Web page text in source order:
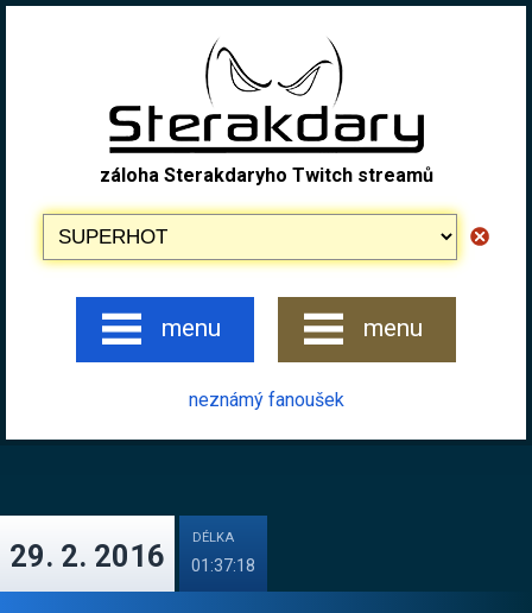
záloha Sterakdaryho Twitch streamů
menu menu
neznámý fanoušek
29. 2. 2016
DÉLKA
01:37:18